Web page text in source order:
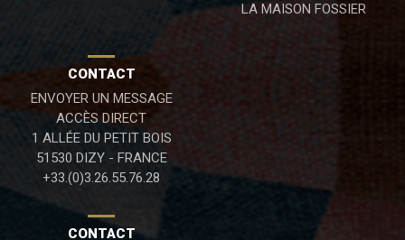
LA MAISON FOSSIER
CONTACT
ENVOYER UN MESSAGE
ACCÈS DIRECT
1 ALLÉE DU PETIT BOIS
51530 DIZY - FRANCE
+33.(0)3.26.55.76.28
CONTACT